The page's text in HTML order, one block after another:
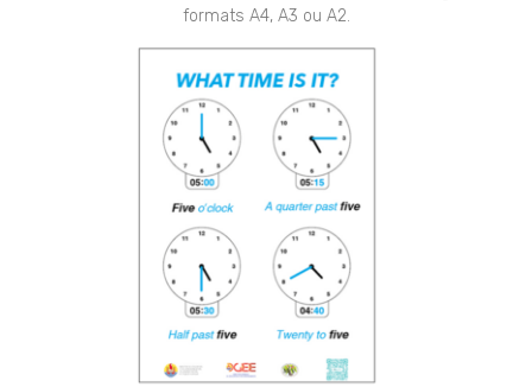
formats A4, A3 ou A2.